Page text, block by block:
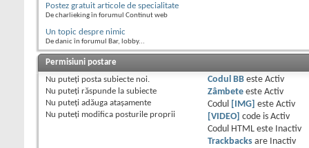
Postez gratuit articole de specialitate
De charlieking în forumul Continut web
Un topic despre nimic
De danic în forumul Bar, lobby...
Permisiuni postare
Nu puteţi posta subiecte noi.
Nu puteţi răspunde la subiecte
Nu puteţi adăuga ataşamente
Nu puteţi modifica posturile proprii
Codul BBeste Activ
Zâmbeteeste Activ
Codul
[IMG] este Activ
[VIDEO] code is Activ
Codul HTML este
Inactiv
Trackbacksare
Inactiv